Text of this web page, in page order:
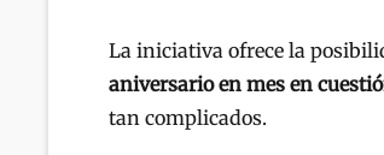
La iniciativa ofrece la
aniversario en mes en
tan complicados.